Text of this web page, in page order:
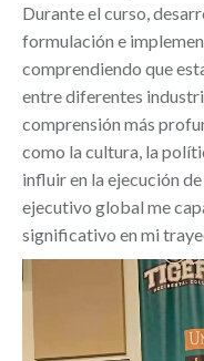
Durante el curso,
formulación e
comprendiendo que
entre diferentes
comprensión más
como la cultura, la
influir en la ejecución
ejecutivo global me
significativo en mi